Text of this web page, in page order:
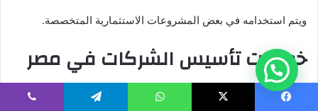
ويتم استخدامه في بعض المشروعات الاستثمارية المتخصصة.
خطوات تأسيس الشركات في مصر
تمر عملية تأسيس الشركات بعدة مراحل قانونية وإدارية مهمة،